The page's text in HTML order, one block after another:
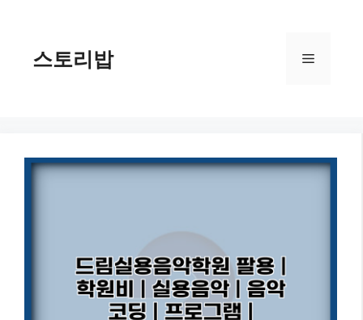
스토리밥 메